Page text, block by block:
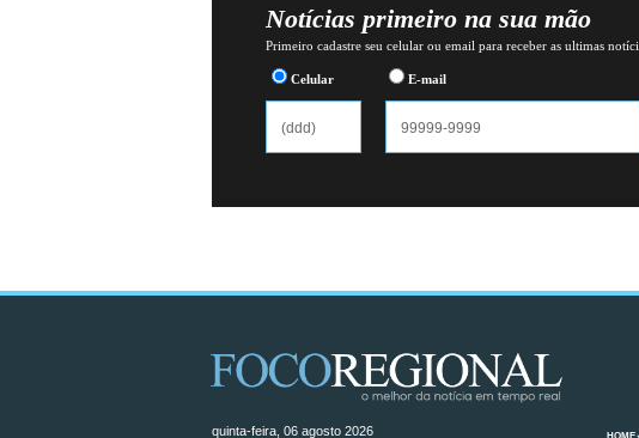
Notícias primeiro na sua mão
Primeiro cadastre seu celular ou email para receber as ultimas
Celular E-mail
quinta-feira, 06 agosto 2026